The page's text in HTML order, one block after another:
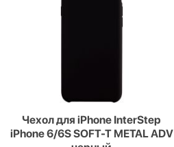
Чехол для iPhone InterStep
iPhone 6/6S SOFT-T METAL ADV